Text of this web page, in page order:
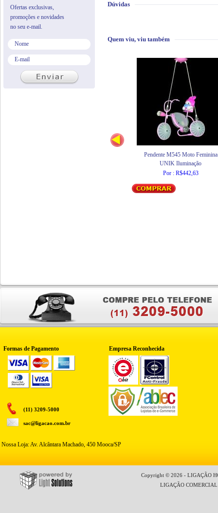
Dúvidas
Quem viu, viu também
Pendente M545 Moto Feminina
UNIK Iluminação
Por : R$442,63
Ofertas exclusivas,
promoções e novidades
no seu e-mail.
Formas de Pagamento Empresa Reconhecida
(11) 3209-5000
sac@ligacao.com.br
Nossa Loja: Av. Alcântara Machado, 450 Mooca/SP
Copyright © 2026 - LIGAÇÃO
LIGAÇÃO